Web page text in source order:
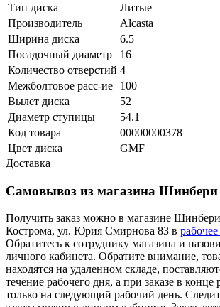
Тип диска
Литые
Производитель
Alcasta
Ширина диска
6.5
Посадочный диаметр
16
Количество отверстий 4
Межболтовое расс-ие
100
Вылет диска
52
Диаметр ступицы
54.1
Код товара
00000000378
Цвет диска
GMF
Доставка
Самовывоз из магазина Шинбери
Получить заказ можно в магазине Шинбери
Кострома, ул. Юрия Смирнова 83 в
Обратитесь к сотруднику магазина и
личного кабинета. Обратите внимание,
находятся на удаленном складе,
течение рабочего дня, а при заказе в конце
только на следующий рабочий день.